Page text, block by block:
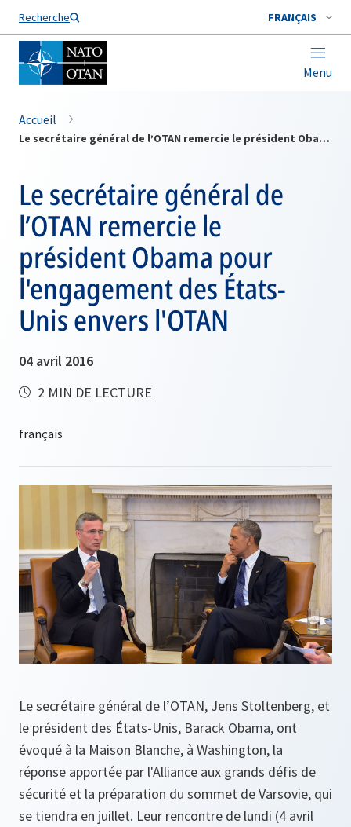
Recherche FRANÇAIS
Menu
Nom de famille*
Accueil
Le secrétaire général de l’OTAN remercie le président Obama pour l'engagement des États-Unis envers l'OTAN
Le secrétaire général de
l’OTAN remercie le
président Obama pour
l'engagement des États-
Unis envers l'OTAN
04 avril 2016
2 MIN DE LECTURE
Le secrétaire général de l’OTAN, Jens Stoltenberg, et
le président des États-Unis, Barack Obama, ont
évoqué à la Maison Blanche, à Washington, la
réponse apportée par l'Alliance aux grands défis de
sécurité et la préparation du sommet de Varsovie, qui
se tiendra en juillet. Leur rencontre de lundi (4 avril